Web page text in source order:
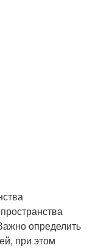
определить
при этом